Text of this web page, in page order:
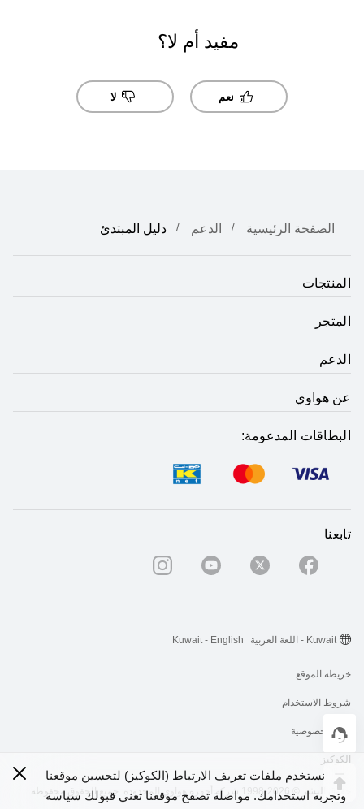
نستخدم ملفات تعريف الارتباط (الكوكيز) لتحسين موقعنا
وتجربة استخدامك. مواصلة تصفح موقعنا تعني قبولك سياسة
مفيد أم لا؟
نعم لا
الصفحة الرئيسية الدعم دليل المبتدئ
المنتجات
المتجر
الدعم
عن هواوي
البطاقات المدعومة:
تابعنا
حقوق النشر © 2026-1998 شركة أجهزة هواوي المحدودة. جميع الحقوق محفوظة.
خريطة الموقع
شروط الاستخدام
بيان الخصوصية
الكوكيز
Kuwait - اللغة العربية Kuwait - English